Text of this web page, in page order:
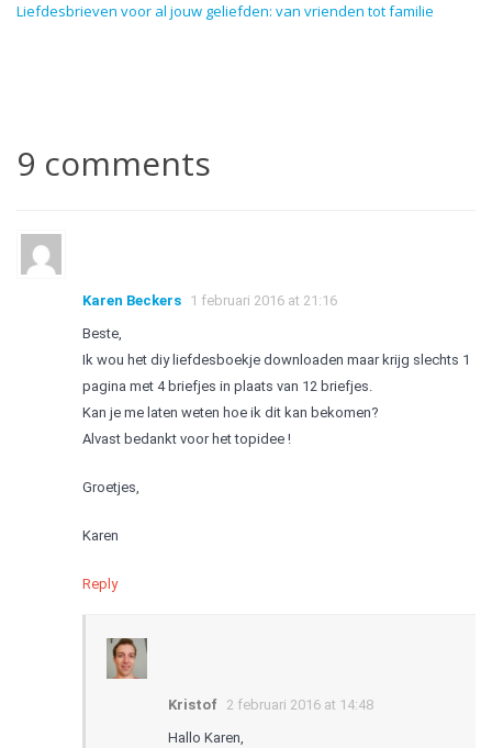
Liefdesbrieven voor al jouw geliefden: van vrienden tot familie
9 comments
Karen Beckers 1 februari 2016 at 21:16
Beste,
Ik wou het diy liefdesboekje downloaden maar krijg slechts 1
pagina met 4 briefjes in plaats van 12 briefjes.
Kan je me laten weten hoe ik dit kan bekomen?
Alvast bedankt voor het topidee !
Groetjes,
Karen
Reply
Kristof 2 februari 2016 at 14:48
Hallo Karen,